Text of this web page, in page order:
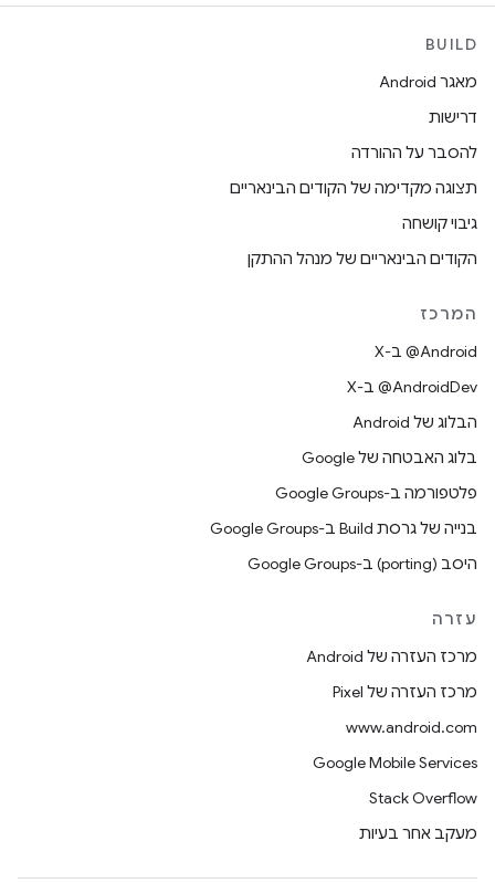
BUILD
מאגר Android
דרישות
להסבר על ההורדה
תצוגה מקדימה של הקודים הבינאריים
גיבוי קושחה
הקודים הבינאריים של מנהל ההתקן
המרכז
‫‎@Android ב-X
‫‎@AndroidDev ב-X
הבלוג של Android
בלוג האבטחה של Google
פלטפורמה ב-Google Groups
בנייה של גרסת Build ב-Google Groups
היסב (porting) ב-Google Groups
עזרה
מרכז העזרה של Android
מרכז העזרה של Pixel
www.android.com
Google Mobile Services
Stack Overflow
מעקב אחר בעיות